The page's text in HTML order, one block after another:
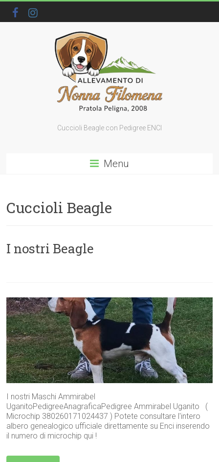
Cuccioli Beagle con Pedigree ENCI
Menu
Cuccioli Beagle
I nostri Beagle
I nostri Maschi Ammirabel
UganitoPedigreeAnagraficaPedigree Ammirabel Uganito (
Microchip 380260171024437 ) Potete consultare l'intero
albero genealogico ufficiale direttamente su Enci inserendo
il numero di microchip qui !